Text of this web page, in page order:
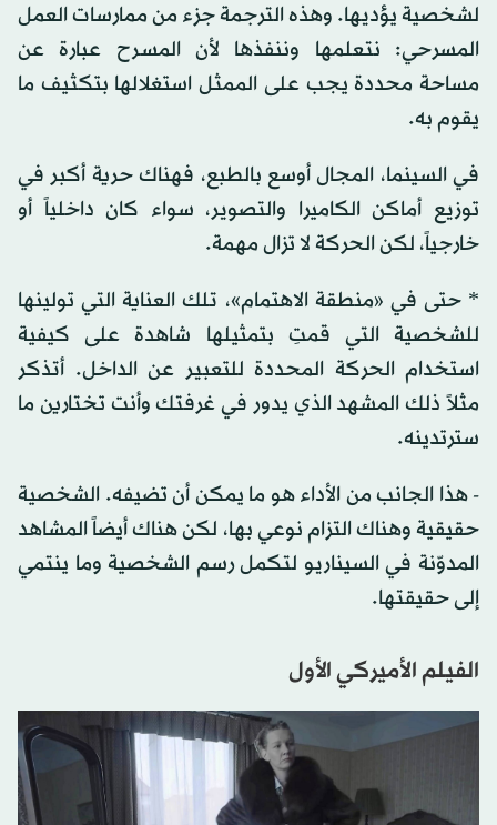
لشخصية يؤديها. وهذه الترجمة جزء من ممارسات العمل
المسرحي: نتعلمها وننفذها لأن المسرح عبارة عن
مساحة محددة يجب على الممثل استغلالها بتكثيف ما
يقوم به.
في السينما، المجال أوسع بالطبع، فهناك حرية أكبر في
توزيع أماكن الكاميرا والتصوير، سواء كان داخلياً أو
خارجياً، لكن الحركة لا تزال مهمة.
* حتى في «منطقة الاهتمام»، تلك العناية التي تولينها
للشخصية التي قمتِ بتمثيلها شاهدة على كيفية
استخدام الحركة المحددة للتعبير عن الداخل. أتذكر
مثلاً ذلك المشهد الذي يدور في غرفتك وأنت تختارين ما
سترتدينه.
- هذا الجانب من الأداء هو ما يمكن أن تضيفه. الشخصية
حقيقية وهناك التزام نوعي بها، لكن هناك أيضاً المشاهد
المدوّنة في السيناريو لتكمل رسم الشخصية وما ينتمي
إلى حقيقتها.
الفيلم الأميركي الأول